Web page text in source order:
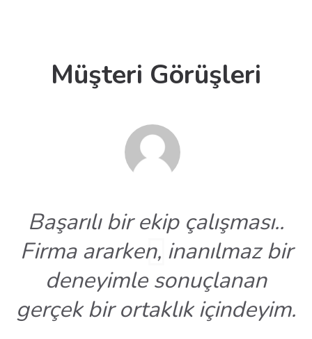
Müşteri Görüşleri
Başarılı bir ekip çalışması..
Firma ararken, inanılmaz bir
deneyimle sonuçlanan
gerçek bir ortaklık içindeyim.